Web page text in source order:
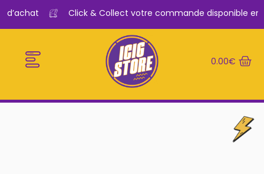
Click & Collect votre commande disponible en
0.00€